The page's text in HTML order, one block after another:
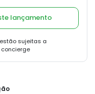
lançamento
sujeitas a